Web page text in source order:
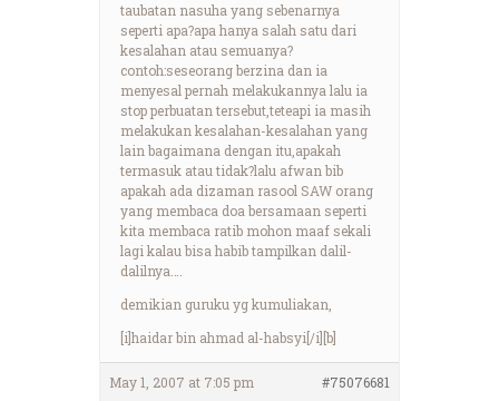
taubatan nasuha yang sebenarnya
seperti apa?apa hanya salah satu dari
kesalahan atau semuanya?
contoh:seseorang berzina dan ia
menyesal pernah melakukannya lalu ia
stop perbuatan tersebut,teteapi ia masih
melakukan kesalahan-kesalahan yang
lain bagaimana dengan itu,apakah
termasuk atau tidak?lalu afwan bib
apakah ada dizaman rasool SAW orang
yang membaca doa bersamaan seperti
kita membaca ratib mohon maaf sekali
lagi kalau bisa habib tampilkan dalil-
dalilnya….
demikian guruku yg kumuliakan,
[i]haidar bin ahmad al-habsyi[/i][b]
May 1, 2007 at 7:05 pm #75076681